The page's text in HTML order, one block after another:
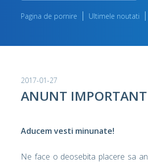
Pagina de pornire Ultimele noutati
2017-01-27
ANUNT
Aducem vesti minunate!
Ne face o deosebita placere sa